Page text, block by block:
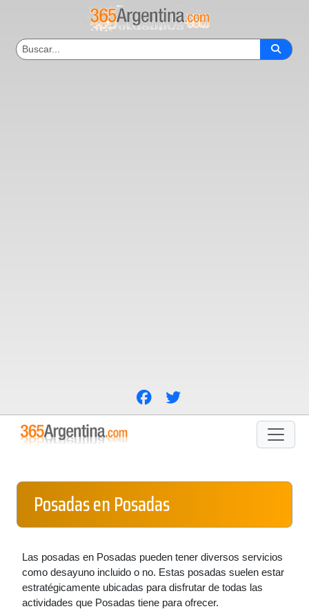
Posadas en Posadas
Las posadas en Posadas pueden tener diversos servicios
como desayuno incluido o no. Estas posadas suelen estar
estratégicamente ubicadas para disfrutar de todas las
actividades que Posadas tiene para ofrecer.